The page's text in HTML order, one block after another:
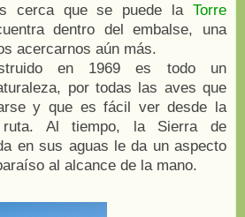
cerca que se puede la Torre
dentro del embalse, una
acercarnos aún más.
en 1969 es todo un
por todas las aves que
y que es fácil ver desde la
Al tiempo, la Sierra de
en sus aguas le da un aspecto
al alcance de la mano.